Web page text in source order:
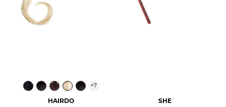
+7
HAIRDO
SHE